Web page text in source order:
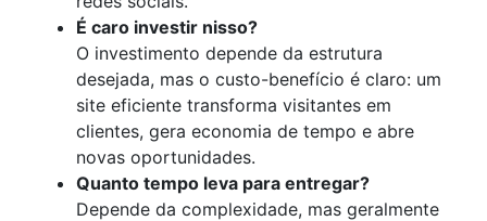
É caro investir nisso?
O investimento depende da estrutura
desejada, mas o custo-benefício é claro: um
site eficiente transforma visitantes em
clientes, gera economia de tempo e abre
novas oportunidades.
Quanto tempo leva para entregar?
Depende da complexidade, mas geralmente